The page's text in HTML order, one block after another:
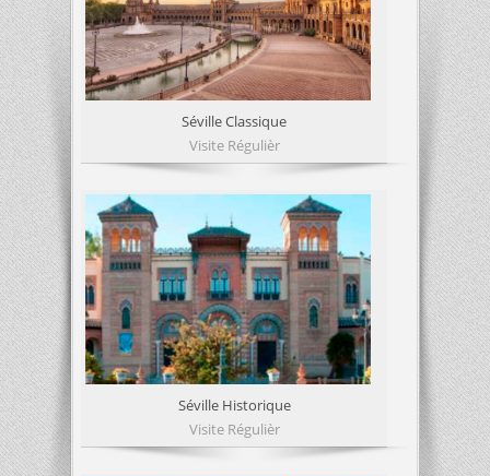
Séville Classique
Visite Régulièr
Séville Historique
Visite Régulièr